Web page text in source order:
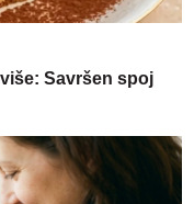
Savršen spoj